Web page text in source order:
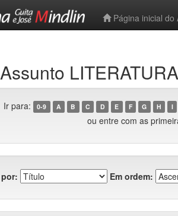
Página inicial do
Ir para: 0-9 A B C D E F G H I
ou entre com as
Em ordem: